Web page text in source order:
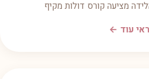
מציעה קורס דולות מקיף
עוד ←